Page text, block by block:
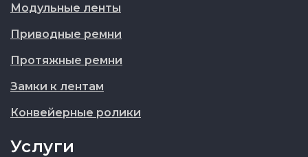
Модульные ленты
Приводные ремни
Протяжные ремни
Замки к лентам
Конвейерные ролики
Услуги